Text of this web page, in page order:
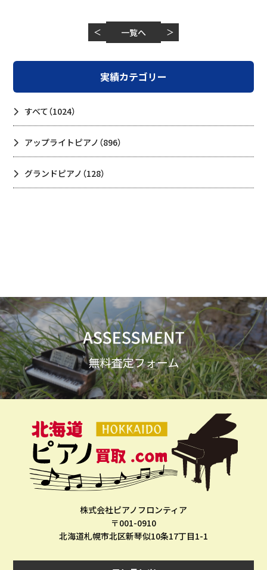
＜ 一覧へ ＞
実績カテゴリー
すべて（1024）
アップライトピアノ （896）
グランドピアノ （128）
株式会社ピアノフロンティア
〒001-0910
北海道札幌市北区新琴似10条17丁目1-1